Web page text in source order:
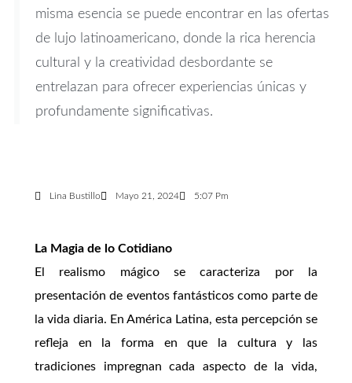
misma esencia se puede encontrar en las ofertas
de lujo latinoamericano, donde la rica herencia
cultural y la creatividad desbordante se
entrelazan para ofrecer experiencias únicas y
profundamente significativas.
Lina Bustillo Mayo 21, 2024 5:07 Pm
La Magia de lo Cotidiano
El realismo mágico se caracteriza por la
presentación de eventos fantásticos como parte de
la vida diaria. En América Latina, esta percepción se
refleja en la forma en que la cultura y las
tradiciones impregnan cada aspecto de la vida,